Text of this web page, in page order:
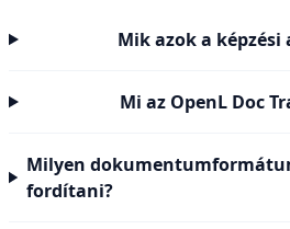
Mik azok a képzési
Mi az OpenL Doc
Milyen
fordítani?